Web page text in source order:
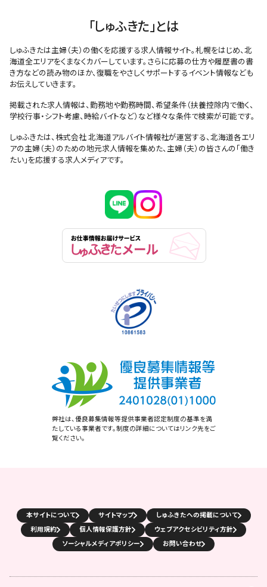
「しゅふきた」とは
しゅふきたは主婦（夫）の働くを応援する求人情報サイト。札幌をはじめ、北
海道全エリアをくまなくカバーしています。さらに応募の仕方や履歴書の書
き方などの読み物のほか、復職をやさしくサポートするイベント情報なども
お伝えしていきます。
掲載された求人情報は、勤務地や勤務時間、希望条件（扶養控除内で働く、
学校行事・シフト考慮、時給バイトなど）など様々な条件で検索が可能です。
しゅふきたは、株式会社 北海道アルバイト情報社が運営する、北海道各エリ
アの主婦（夫）のための地元求人情報を集めた、主婦（夫）の皆さんの「働き
たい」を応援する求人メディアです。
弊社は、優良募集情報等提供事業者認定制度の基準を満
たしている事業者です。制度の詳細についてはリンク先をご
覧ください。
本サイトについて サイトマップ
しゅふきたへの掲載について
利用規約
個人情報保護方針
ウェブアクセシビリティ方針
ソーシャルメディアポリシー
お問い合わせ